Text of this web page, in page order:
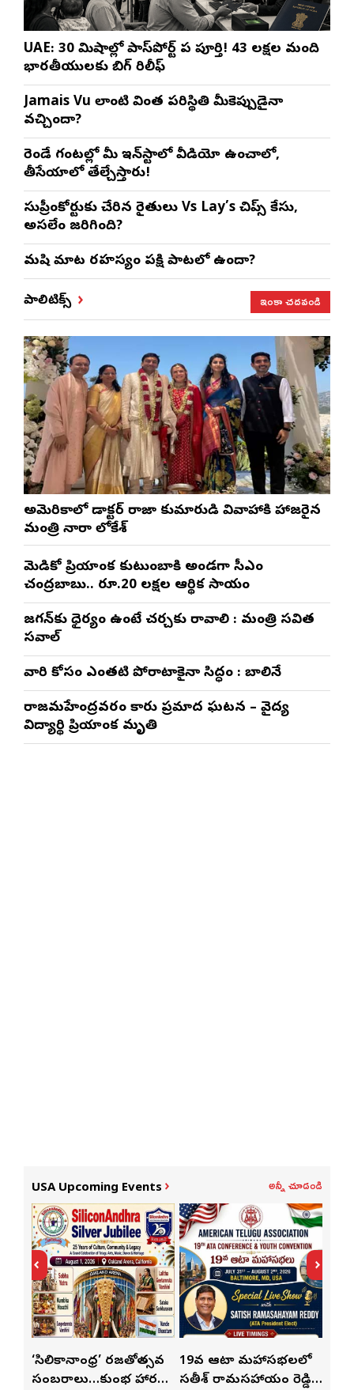
UAE: 30 నిమిషాల్లో పాస్‌పోర్ట్ పని పూర్తి! 43 లక్షల మంది
భారతీయులకు బిగ్ రిలీఫ్
Jamais Vu లాంటి వింత పరిస్థితి మీకెప్పుడైనా
వచ్చిందా?
రెండే గంటల్లో మీ ఇన్‌స్టాలో వీడియో ఉంచాలో,
తీసేయాలో తేల్చేస్తారు!
సుప్రీంకోర్టుకు చేరిన రైతులు Vs Lay’s చిప్స్‌ కేసు,
అసలేం జరిగింది?
మనిషి మాట రహస్యం పక్షి పాటలో ఉందా?
పాలిటిక్స్ ఇంకా చదవండి
అమెరికాలో డాక్టర్ రాజా కుమారుడి వివాహానికి హాజరైన
మంత్రి నారా లోకేశ్
మెడికో ప్రియాంక కుటుంబానికి అండగా సీఎం
చంద్రబాబు.. రూ.20 లక్షల ఆర్థిక సాయం
జగన్‌కు ధైర్యం ఉంటే చర్చకు రావాలి : మంత్రి సవిత
సవాల్
వారి కోసం ఎంతటి పోరాటానికైనా సిద్ధం : బాలినేని
రాజమహేంద్రవరం కారు ప్రమాద ఘటన – వైద్య
విద్యార్థిని ప్రియాంక మృతి
USA Upcoming Events అన్నీ చూడండి
‘సిలికానాంధ్ర’ రజతోత్సవ
సంబరాలు…కుంభ హారతి
19వ ఆటా మహాసభలలో
సతీశ్ రామసహాయం రెడ్డి